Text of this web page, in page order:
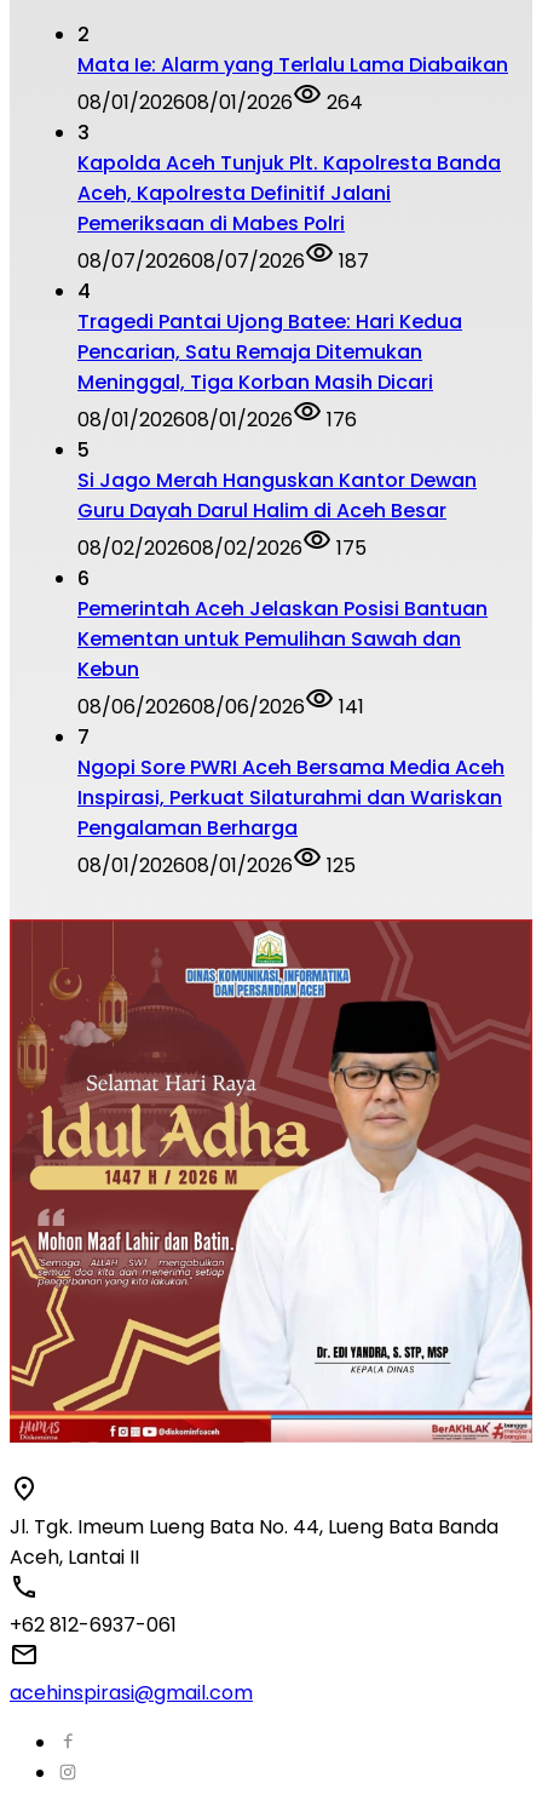
2
Mata Ie: Alarm yang Terlalu Lama Diabaikan
08/01/202608/01/2026
264
3
Kapolda Aceh Tunjuk Plt. Kapolresta Banda
Aceh, Kapolresta Definitif Jalani
Pemeriksaan di Mabes Polri
08/07/202608/07/2026
187
4
Tragedi Pantai Ujong Batee: Hari Kedua
Pencarian, Satu Remaja Ditemukan
Meninggal, Tiga Korban Masih Dicari
08/01/202608/01/2026
176
5
Si Jago Merah Hanguskan Kantor Dewan
Guru Dayah Darul Halim di Aceh Besar
08/02/202608/02/2026
175
6
Pemerintah Aceh Jelaskan Posisi Bantuan
Kementan untuk Pemulihan Sawah dan
Kebun
08/06/202608/06/2026
141
7
Ngopi Sore PWRI Aceh Bersama Media Aceh
Inspirasi, Perkuat Silaturahmi dan Wariskan
Pengalaman Berharga
08/01/202608/01/2026 125
Jl. Tgk. Imeum Lueng Bata No. 44, Lueng Bata Banda
Aceh, Lantai II
+62 812-6937-061
acehinspirasi@gmail.com